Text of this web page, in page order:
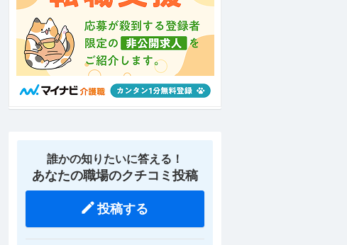
誰かの知りたいに答える！
あなたの職場のクチコミ投稿
投稿する